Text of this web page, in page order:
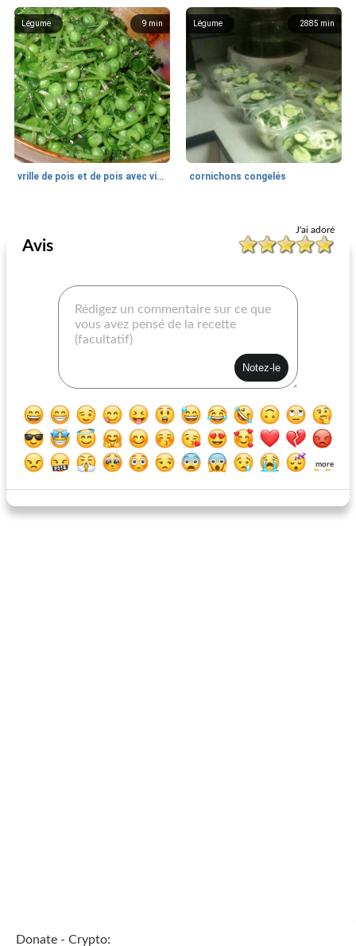
9 min
Légume
vrille de pois et de pois avec vinaigrette au citron.
2885 min
Légume
cornichons congelés
J'ai adoré
Avis
more
Donate - Crypto: